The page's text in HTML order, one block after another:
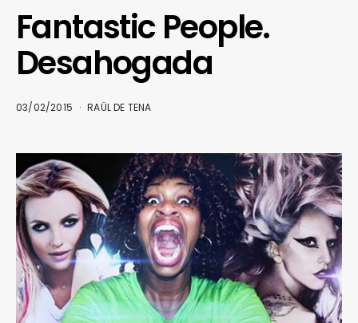
Fantastic People.
Desahogada
03/02/2015 RAÜL DE TENA